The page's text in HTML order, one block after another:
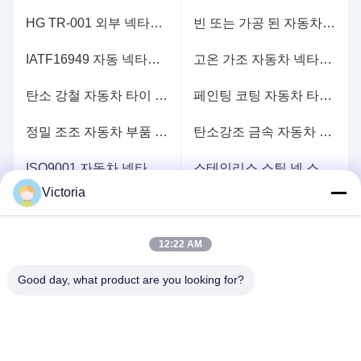
HG TR-001 외부 넥타이 막대기 끝 정상화 / 경화 열 처리 빈 또는 가공 된 자동차 넥타이 막대기 끝, 넥타이 막대기 끝 조립 HG TR-001
IATF16949 자동 넥타이 막대기 끝 샷 블래스팅 표면 처리 고온 가조 자동차 넥타이 스탠드 IATF16949 인증 끝
탄소 강철 자동차 타이 막대기 끝 HG TR-001 샷 블래스팅 표면 처리 페인팅 코팅 자동차 타이 스탠드 엔드 파커링 코팅
정밀 조조 자동차 부품 / 타이 막대기 끝 10g에서 100kgs의 철강 탄소강조 금속 자동차 부품 공백 또는 가공
ISO9001 자동차 넥타이 막대기 끝 경직 방지 물 또는 경직 방지 기름 핫 가조 스테인리스 스틸 넥 스탠드 끝 조립 IATF16949 인증
더 견해
Victoria
12:22 AM
Good day, what product are you looking for?